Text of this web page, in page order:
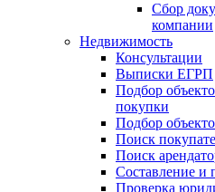
Сбор
компании
Недвижимость
Консультации
Выписки ЕГРП
Подбор
покупки
Подбор
Поиск
Поиск
Составление и
Проверка